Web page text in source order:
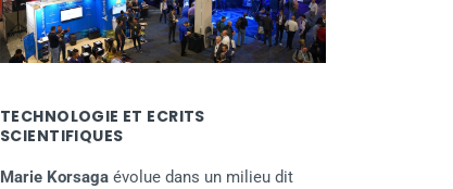
TECHNOLOGIE ET ECRITS
SCIENTIFIQUES
Marie Korsaga évolue dans un milieu dit